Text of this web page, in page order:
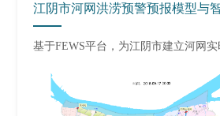
江阴市河网洪涝预警预报模型与
基于FEWS平台，为江阴市建立河网实时动